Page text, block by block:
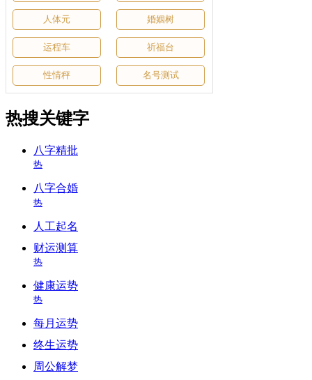
人体元 婚姻树
运程车 祈福台
性情秤 名号测试
热搜关键字
八字精批
热
八字合婚
热
人工起名
财运测算
热
健康运势
热
每月运势
终生运势
周公解梦